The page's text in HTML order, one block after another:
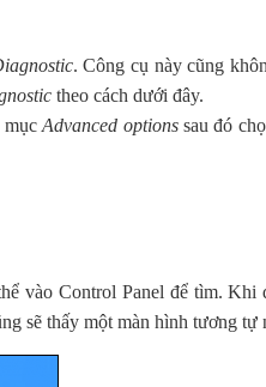
. Công cụ này cũng
theo cách dưới đây.
mụcAdvanced optionssau đó
vào Control Panel để tìm.
sẽ thấy một màn hình tương tự